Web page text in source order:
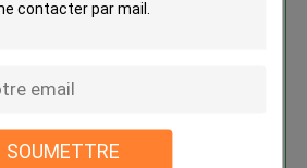
SOUMETTRE
en plastique de 50 ml
Bouteilles de pilule en